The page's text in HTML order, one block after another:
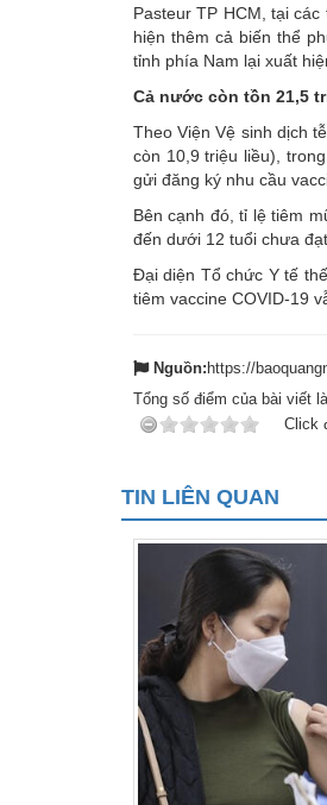
Pasteur TP HCM, tại
hiện thêm cả biến thể
tỉnh phía Nam lại xuất
Cả nước còn tồn 21,5
Theo Viện Vệ sinh dịch
còn 10,9 triệu liều),
gửi đăng ký nhu cầu
Bên cạnh đó, tỉ lệ tiêm
đến dưới 12 tuổi chưa
Đại diện Tổ chức Y tế
tiêm vaccine COVID-19
Nguồn:https://
Tổng số điểm của bài viết
Click
TIN LIÊN QUAN